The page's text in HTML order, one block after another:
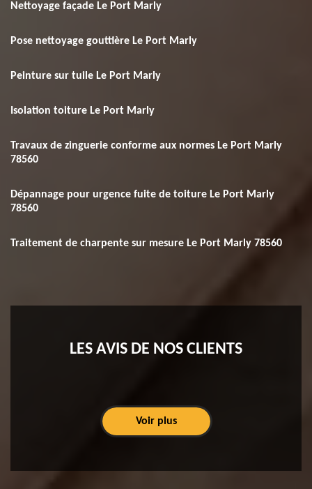
Nettoyage façade Le Port Marly
Pose nettoyage gouttière Le Port Marly
Peinture sur tuile Le Port Marly
Isolation toiture Le Port Marly
Travaux de zinguerie conforme aux normes Le Port Marly
78560
Dépannage pour urgence fuite de toiture Le Port Marly
78560
Traitement de charpente sur mesure Le Port Marly 78560
LES AVIS DE NOS CLIENTS
Voir plus